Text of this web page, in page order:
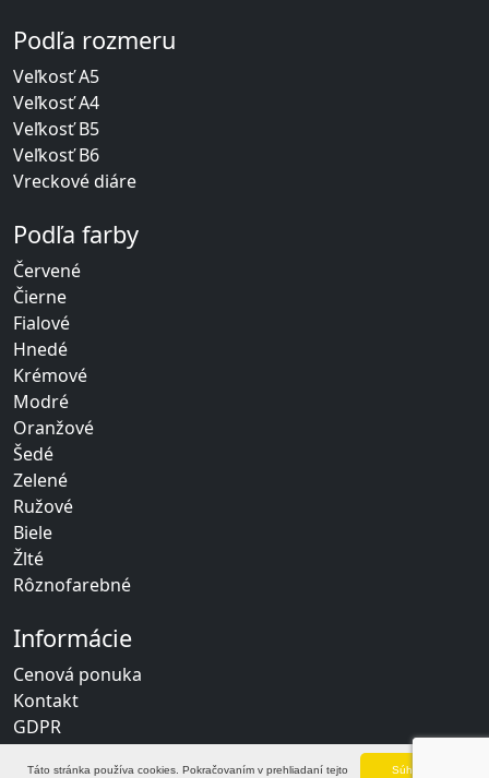
Podľa rozmeru
Veľkosť A5
Veľkosť A4
Veľkosť B5
Veľkosť B6
Vreckové diáre
Podľa farby
Červené
Čierne
Fialové
Hnedé
Krémové
Modré
Oranžové
Šedé
Zelené
Ružové
Biele
Žlté
Rôznofarebné
Informácie
Cenová ponuka
Kontakt
GDPR
Súhlasím
Táto stránka používa cookies. Pokračovaním v prehliadaní tejto